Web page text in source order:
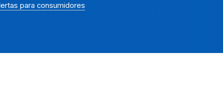
para consumidores